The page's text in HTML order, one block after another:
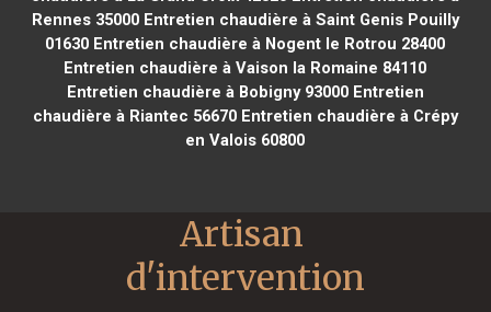
Rennes 35000Entretien chaudière à Saint Genis Pouilly
01630 Entretien chaudière à Nogent le Rotrou 28400
Entretien chaudière à Vaison la Romaine 84110
Entretien chaudière à Bobigny 93000Entretien
chaudière à Riantec 56670Entretien chaudière à Crépy
en Valois 60800
Artisan
d'intervention